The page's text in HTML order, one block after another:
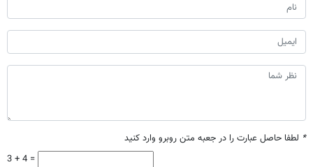
* لطفا حاصل عبارت را در جعبه متن روبرو وارد کنید
3 + 4 =